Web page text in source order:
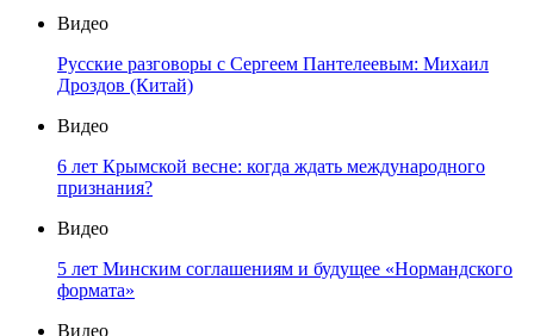
Видео
Русские разговоры с Сергеем Пантелеевым: Михаил
Дроздов (Китай)
Видео
6 лет Крымской весне: когда ждать международного
признания?
Видео
5 лет Минским соглашениям и будущее «Нормандского
формата»
Видео